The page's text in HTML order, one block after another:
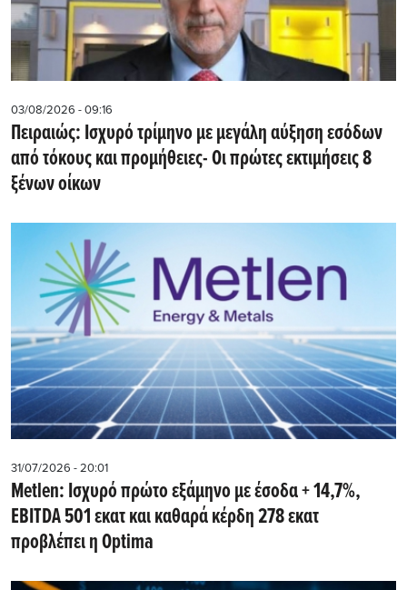
03/08/2026 - 09:16
Πειραιώς: Ισχυρό τρίμηνο με μεγάλη αύξηση εσόδων
από τόκους και προμήθειες- Oι πρώτες εκτιμήσεις 8
ξένων οίκων
31/07/2026 - 20:01
Metlen: Iσχυρό πρώτο εξάμηνο με έσοδα + 14,7%,
EBITDA 501 εκατ και καθαρά κέρδη 278 εκατ
προβλέπει η Optima